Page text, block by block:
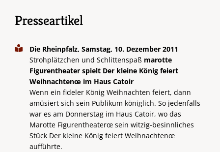
Presseartikel
Die Rheinpfalz, Samstag, 10. Dezember 2011
Strohplätzchen und Schlittenspaß marotte
Figurentheater spielt Der kleine König feiert
Weihnachtenœ im Haus Catoir
Wenn ein fideler König Weihnachten feiert, dann
amüsiert sich sein Publikum königlich. So jedenfalls
war es am Donnerstag im Haus Catoir, wo das
Marotte Figurentheaterœ sein witzig-besinnliches
Stück Der kleine König feiert Weihnachtenœ
aufführte.